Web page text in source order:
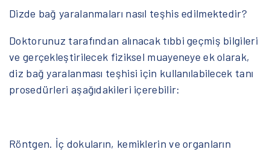
Dizde bağ yaralanmaları nasıl teşhis edilmektedir?
Doktorunuz tarafından alınacak tıbbi geçmiş bilgileri
ve gerçekleştirilecek fiziksel muayeneye ek olarak,
diz bağ yaralanması teşhisi için kullanılabilecek tanı
prosedürleri aşağıdakileri içerebilir:
Röntgen. İç dokuların, kemiklerin ve organların